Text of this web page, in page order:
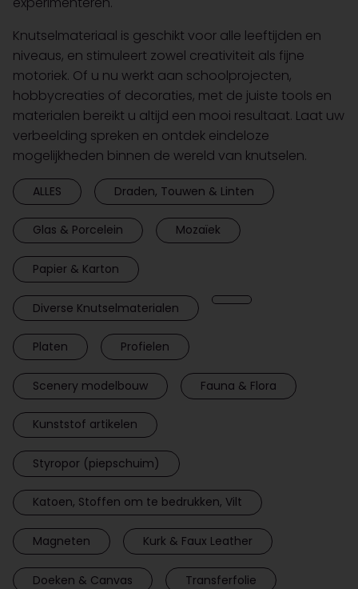
Knutselmateriaal is geschikt voor alle leeftijden en
niveaus, en stimuleert zowel creativiteit als fijne
motoriek. Of u nu werkt aan schoolprojecten,
hobbycreaties of decoraties, met de juiste tools en
materialen bereikt u altijd een mooi resultaat. Laat uw
verbeelding spreken en ontdek eindeloze
mogelijkheden binnen de wereld van knutselen.
ALLES Draden, Touwen & Linten
Glas & Porcelein Mozaïek
Papier & Karton
Diverse Knutselmaterialen
Platen Profielen
Scenery modelbouw Fauna & Flora
Kunststof artikelen
Styropor (piepschuim)
Katoen, Stoffen om te bedrukken, Vilt
Magneten Kurk & Faux Leather
Doeken & Canvas Transferfolie